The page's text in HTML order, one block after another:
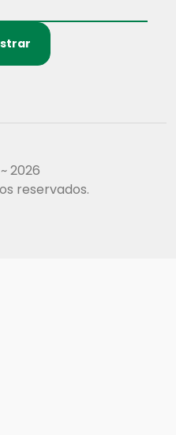
2026
reservados.